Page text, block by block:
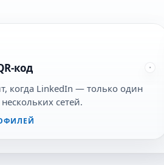
код
когда LinkedIn — только один
сетей.